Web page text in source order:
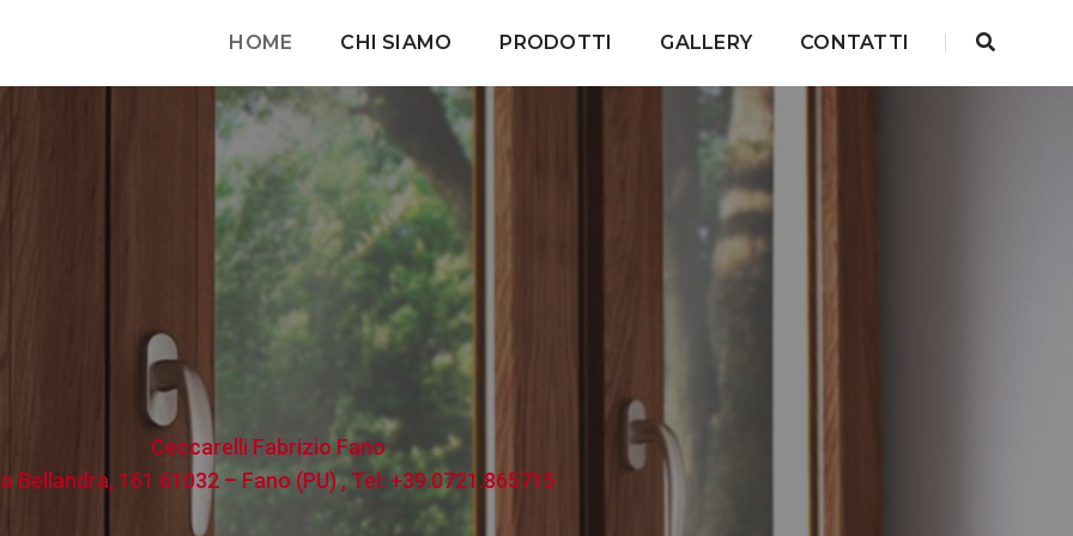
HOME CHI SIAMO PRODOTTI GALLERY CONTATTI
Ceccarelli Fabrizio Fano
Bellandra, 161 61032 – Fano (PU) , Tel: +39.0721.865715